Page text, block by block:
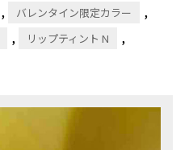
, バレンタイン限定カラー ,
, リップティント N ,